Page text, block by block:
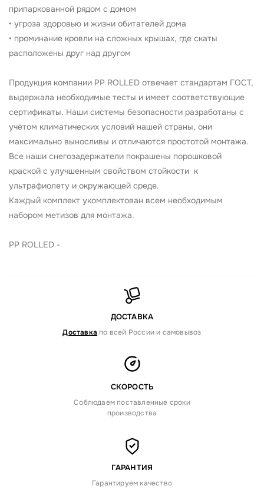
припаркованной рядом с домом
• угроза здоровью и жизни обитателей дома
• проминание кровли на сложных крышах, где скаты
расположены друг над другом
Продукция компании PP ROLLED отвечает стандартам ГОСТ,
выдержала необходимые тесты и имеет соответствующие
сертификаты. Наши системы безопасности разработаны с
учётом климатических условий нашей страны, они
максимально выносливы и отличаются простотой монтажа.
Все наши снегозадержатели покрашены порошковой
краской с улучшенным свойством стойкости к
ультрафиолету и окружающей среде.
Каждый комплект укомплектован всем необходимым
набором метизов для монтажа.
PP ROLLED -
ДОСТАВКА
Доставка по всей России и самовывоз
СКОРОСТЬ
Соблюдаем поставленные сроки
производства
ГАРАНТИЯ
Гарантируем качество